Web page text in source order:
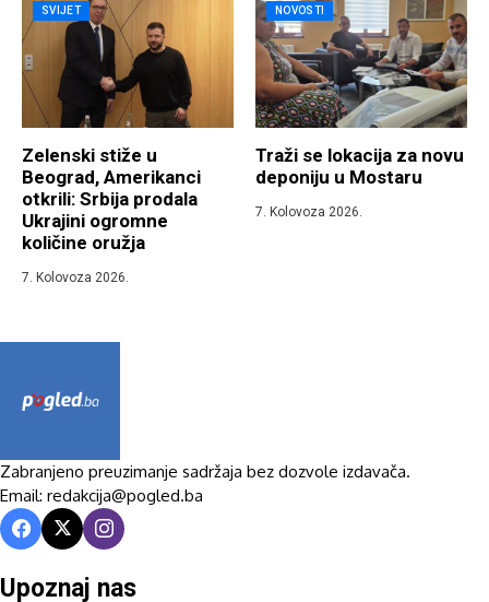
SVIJET
Zelenski stiže u
Beograd, Amerikanci
otkrili: Srbija prodala
Ukrajini ogromne
količine oružja
7. Kolovoza 2026.
NOVOSTI
Traži se lokacija za novu
deponiju u Mostaru
7. Kolovoza 2026.
Zabranjeno preuzimanje sadržaja bez dozvole izdavača.
Email: redakcija@pogled.ba
Upoznaj nas